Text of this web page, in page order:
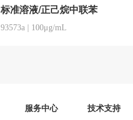
标准溶液/正己烷中联苯
93573a 100μg/mL
服务中心 技术支持